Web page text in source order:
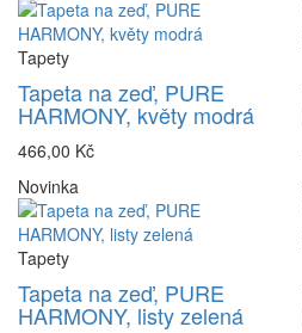
Tapety
Tapeta na zeď, PURE
HARMONY, květy modrá
466,00 Kč
Novinka
Tapety
Tapeta na zeď, PURE
HARMONY, listy zelená